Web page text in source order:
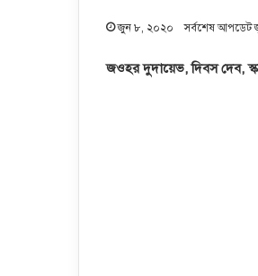
জুন ৮, ২০২০ সর্বশেষ আপডেট
জওহর দুদায়েভ, দিবস দেব,